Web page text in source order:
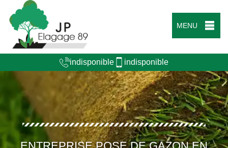
MENU
indisponible indisponible